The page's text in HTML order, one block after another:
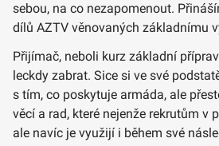
sebou, na co nezapomenout.
dílů AZTV věnovaných základnímu
Přijímač, neboli kurz základní
leckdy zabrat. Sice si ve své
s tím, co poskytuje armáda, ale
věcí a rad, které nejenže rekrutům v
ale navíc je využijí i během své